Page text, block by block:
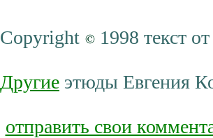
Copyright 1998 текст
Другие этюды Евгения
отправить свои